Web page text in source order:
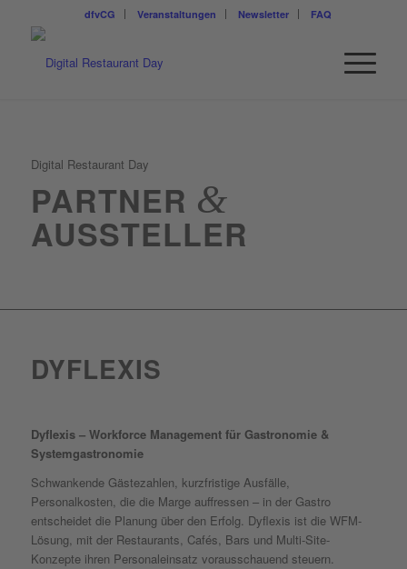
dfvCG Veranstaltungen Newsletter FAQ
Digital Restaurant Day
PARTNER &
AUSSTELLER
DYFLEXIS
Dyflexis – Workforce Management für Gastronomie &
Systemgastronomie
Schwankende Gästezahlen, kurzfristige Ausfälle,
Personalkosten, die die Marge auffressen – in der Gastro
entscheidet die Planung über den Erfolg. Dyflexis ist die WFM-
Lösung, mit der Restaurants, Cafés, Bars und Multi-Site-
Konzepte ihren Personaleinsatz vorausschauend steuern.